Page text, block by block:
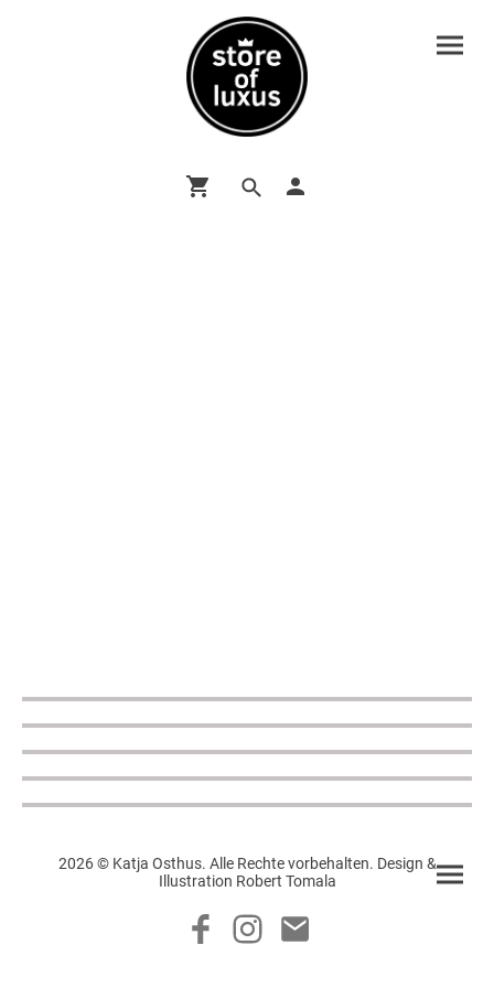
2026 © Katja Osthus. Alle Rechte vorbehalten. Design &
Illustration Robert Tomala